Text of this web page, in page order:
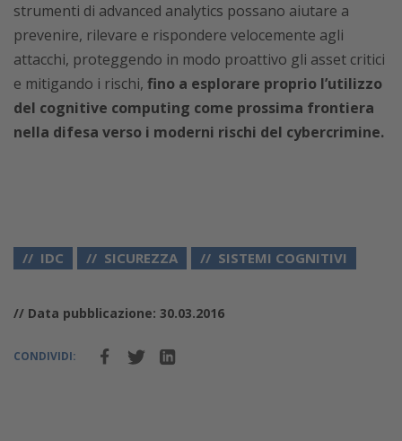
strumenti di advanced analytics possano aiutare a
prevenire, rilevare e rispondere velocemente agli
attacchi, proteggendo in modo proattivo gli asset critici
e mitigando i rischi, fino a esplorare proprio l’utilizzo
del cognitive computing come prossima frontiera
nella difesa verso i moderni rischi del cybercrimine.
IDC SICUREZZA SISTEMI COGNITIVI
// Data pubblicazione: 30.03.2016
CONDIVIDI: